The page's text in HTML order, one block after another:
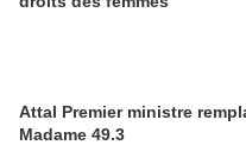
Attal Premier ministre
Madame 49.3